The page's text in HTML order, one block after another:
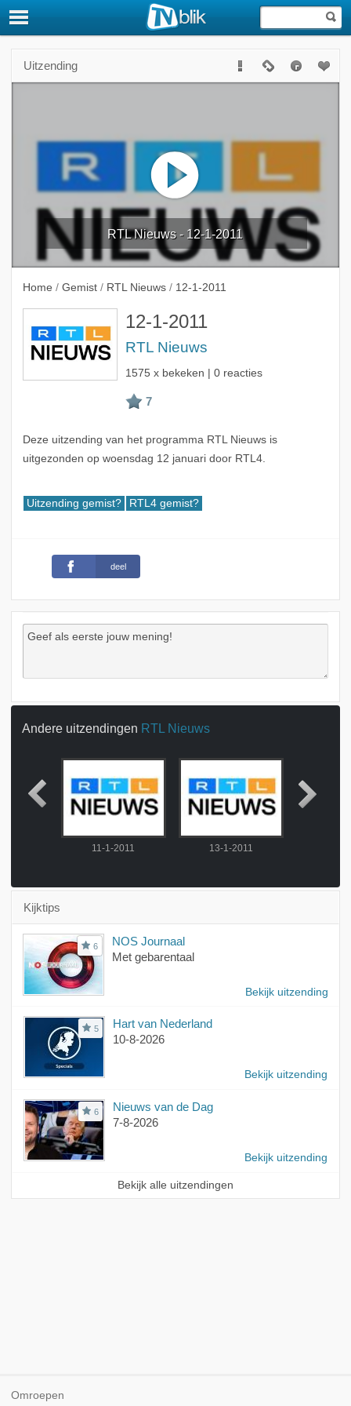
Uitzending
RTL Nieuws - 12-1-2011
Home / Gemist / RTL Nieuws / 12-1-2011
12-1-2011
RTL Nieuws
1575 x bekeken | 0 reacties
Deze uitzending van het programma RTL Nieuws is
uitgezonden op woensdag 12 januari door RTL4.
Uitzending gemist? RTL4 gemist?
deel
Andere uitzendingen RTL Nieuws
11-1-2011 13-1-2011
Kijktips
6
NOS Journaal
Met gebarentaal
Bekijk uitzending
5
Hart van Nederland
10-8-2026
Bekijk uitzending
6
Nieuws van de Dag
7-8-2026
Bekijk uitzending
Bekijk alle uitzendingen
Omroepen